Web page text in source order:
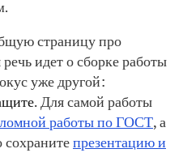
страницу про
идет о сборке работы
уже другой:
. Для самой работы
работы по ГОСТ, а
сохранитепрезентацию и